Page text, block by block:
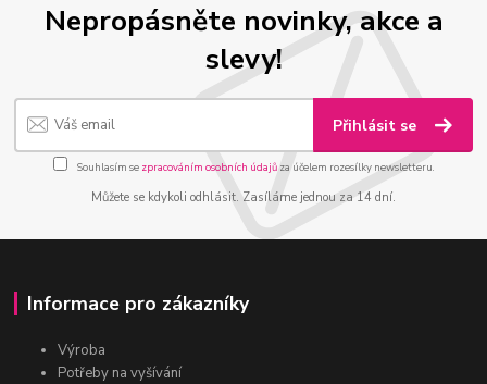
Nepropásněte novinky, akce a
slevy!
Přihlásit se
Souhlasím se zpracováním osobních údajůza účelem rozesílky newsletteru.
Můžete se kdykoli odhlásit. Zasíláme jednou za 14 dní.
Informace pro zákazníky
Výroba
Potřeby na vyšívání